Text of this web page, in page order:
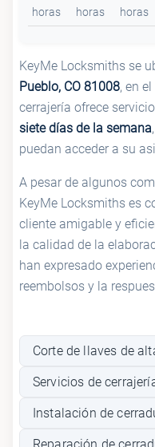
horas
horas
horas
KeyMe Locksmiths se
Pueblo, CO 81008, en
cerrajería ofrece
siete días de la semana
puedan acceder a su
A pesar de algunos
KeyMe Locksmiths es
cliente amigable y
la calidad de la
han expresado
reembolsos y la
Corte de llaves de
Servicios de
Instalación de